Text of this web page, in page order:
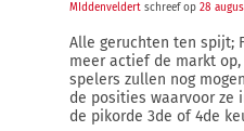
MIddenveldert schreef op 28
Alle geruchten ten spijt;
meer actief de markt
spelers zullen nog
de posities waarvoor ze
de pikorde 3de of 4de